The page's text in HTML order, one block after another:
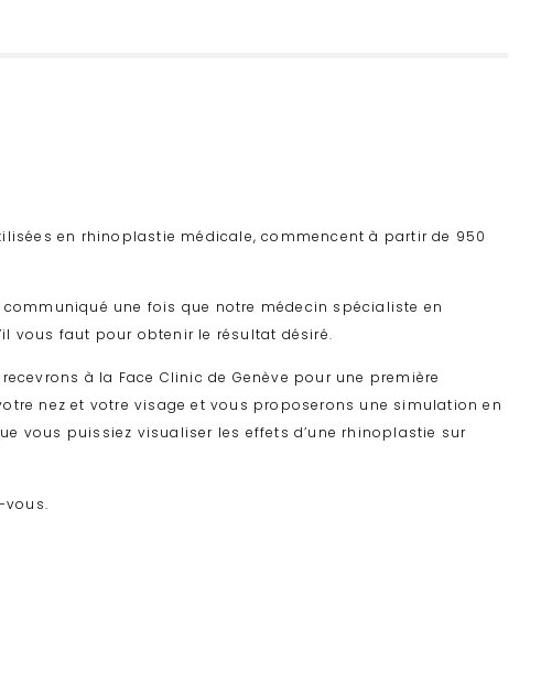
en rhinoplastie médicale, commencent à partir de 950
une fois que notre médecin spécialiste en
vous faut pour obtenir le résultat désiré.
à la Face Clinic de Genève pour une première
nez et votre visage et vous proposerons une simulation en
vous puissiez visualiser les effets d’une rhinoplastie sur
vous.